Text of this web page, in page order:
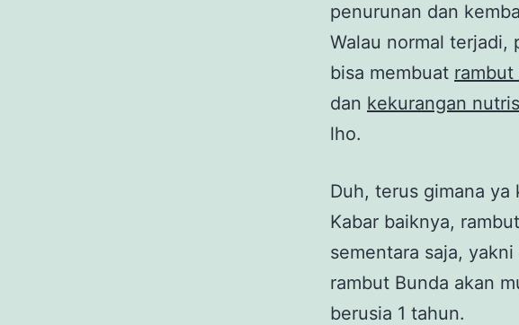
penurunan dan
Walau normal terjadi,
bisa membuat
dan kekurangan
lho.
Duh, terus gimana ya
Kabar baiknya,
sementara saja,
rambut Bunda akan
berusia 1 tahun.